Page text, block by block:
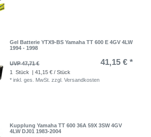
Gel Batterie YTX9-BS Yamaha TT 600 E 4GV 4LW
1994 - 1998
UVP 47,71 € 41,15 € *
1 Stück
| 41,15 € / Stück
*inkl. ges. MwSt. zzgl.Versandkosten
Kupplung Yamaha TT 600 36A 59X 3SW 4GV
4LW DJ01 1983-2004